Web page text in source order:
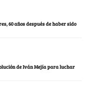
60 años después de haber sido
de Iván Mejía para luchar